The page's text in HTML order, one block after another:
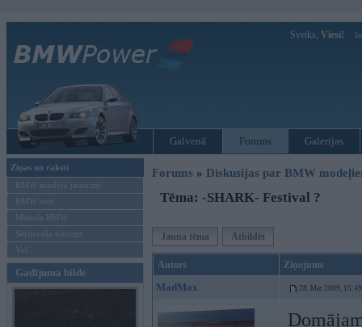
Sveiks, Viesi!
Galvenā Forums Galerijas
Ziņas un raksti
BMW modeļu jaunumi
BMW testi
Mēneša BMW
Sērijveida tūnings
Vel...
Gadījuma bilde
Forums » Diskusijas par BMW
Tēma: -SHARK- Festival ?
Jauna tēma Atbildēt
Autors Ziņojums
MadMax 28. Mar 2009, 15:49